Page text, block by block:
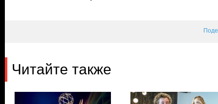
Читайте также